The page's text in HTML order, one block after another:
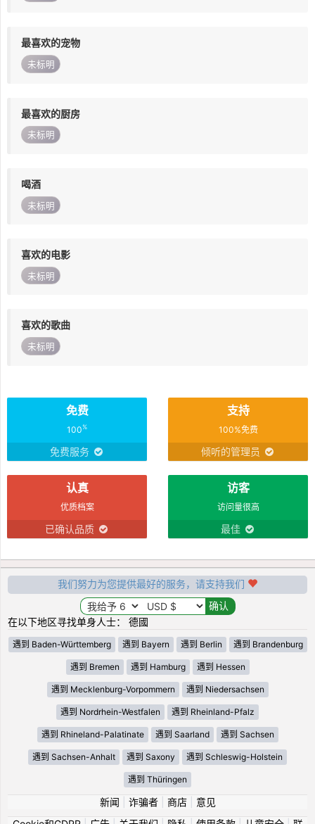
最喜欢的宠物
未标明
最喜欢的厨房
未标明
喝酒
未标明
喜欢的电影
未标明
喜欢的歌曲
未标明
免费
100%
免费服务
支持
100%免费
倾听的管理员
认真
优质档案
已确认品质
访客
访问量很高
最佳
我们努力为您提供最好的服务，请支持我们
在以下地区寻找单身人士： 德國
遇到 Baden-Württemberg 遇到 Bayern 遇到 Berlin 遇到 Brandenburg
遇到 Bremen 遇到 Hamburg 遇到 Hessen
遇到 Mecklenburg-Vorpommern 遇到 Niedersachsen
遇到 Nordrhein-Westfalen 遇到 Rheinland-Pfalz
遇到 Rhineland-Palatinate 遇到 Saarland 遇到 Sachsen
遇到 Sachsen-Anhalt 遇到 Saxony 遇到 Schleswig-Holstein
遇到 Thüringen
新闻 诈骗者| 商店| 意见